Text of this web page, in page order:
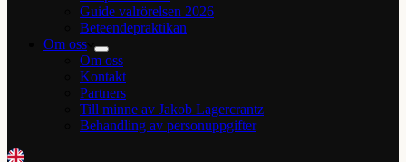
Guide valrörelsen 2026
Beteendepraktikan
Om oss
Om oss
Kontakt
Partners
Till minne av Jakob Lagercrantz
Behandling av personuppgifter